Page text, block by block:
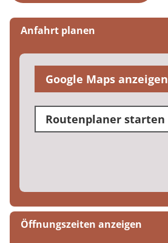
Anfahrt planen
Google Maps anzeigen
Routenplaner starten
Öffnungszeiten anzeigen